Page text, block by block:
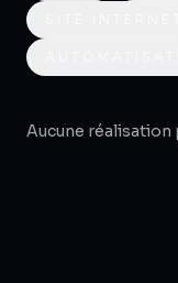
Aucune réalisation